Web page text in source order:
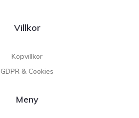
Villkor
Köpvillkor
GDPR & Cookies
Meny